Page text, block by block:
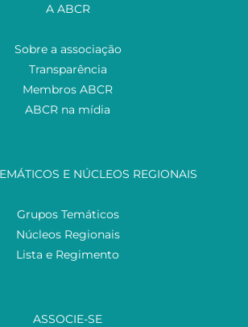
A ABCR
Sobre a associação
Transparência
Membros ABCR
ABCR na mídia
E NÚCLEOS REGIONAIS
Grupos Temáticos
Núcleos Regionais
Lista e Regimento
ASSOCIE-SE